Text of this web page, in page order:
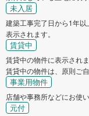
未入居
建築工事完了日から1年
表示されます。
賃貸中
賃貸中の物件に表示されま
賃貸中の物件は、原則ご
事業用物件
店舗や事務所などにお使
元付